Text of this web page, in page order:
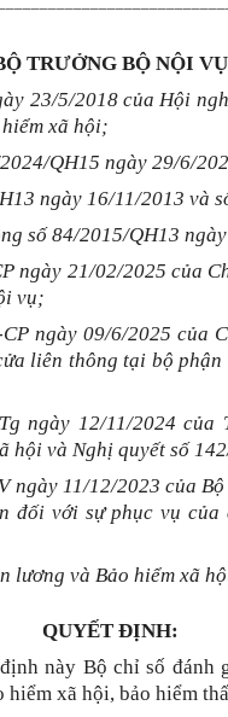
TRƯỞNG BỘ NỘI VỤ
23/5/2018 của Hội
xã hội;
QH15 ngày 29/6/
ngày 16/11/2013 và
số 84/2015/QH13
ngày 21/02/2025 của
vụ;
ngày 09/6/2025 của
liên thông tại bộ
ngày 12/11/2024
hội và Nghị quyết số
ngày 11/12/2023 của
đối với sự phục vụ
lương và Bảo hiểm xã
QUYẾT ĐỊNH:
này Bộ chỉ số đánh
xã hội, bảo hiểm